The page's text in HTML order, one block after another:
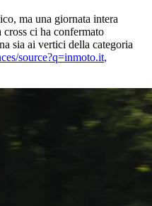
ma una giornata intera
cross ci ha confermato
sia ai vertici della categoria
source?q=inmoto.it,